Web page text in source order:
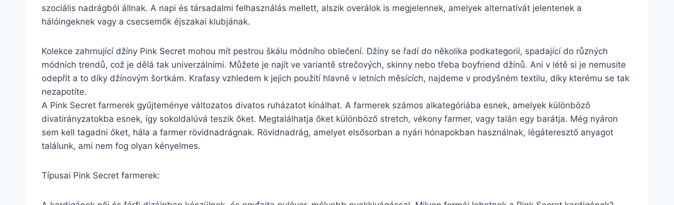
szociális nadrágból állnak. A napi és társadalmi felhasználás mellett, alszik overálok is megjelennek, amelyek alternatívát jelentenek a
hálóingeknek vagy a csecsemők éjszakai klubjának.
Kolekce zahrnující džíny Pink Secret mohou mít pestrou škálu módního oblečení. Džíny se řadí do několika podkategorií, spadající do různých
módních trendů, což je dělá tak univerzálními. Můžete je najít ve variantě strečových, skinny nebo třeba boyfriend džínů. Ani v létě si je nemusíte
odepřít a to díky džínovým šortkám. Kraťasy vzhledem k jejich použití hlavně v letních měsících, najdeme v prodyšném textilu, díky kterému se tak
nezapotíte.
A Pink Secret farmerek gyűjteménye változatos divatos ruházatot kínálhat. A farmerek számos alkategóriába esnek, amelyek különböző
divatirányzatokba esnek, így sokoldalúvá teszik őket. Megtalálhatja őket különböző stretch, vékony farmer, vagy talán egy barátja. Még nyáron
sem kell tagadni őket, hála a farmer rövidnadrágnak. Rövidnadrág, amelyet elsősorban a nyári hónapokban használnak, légáteresztő anyagot
találunk, ami nem fog olyan kényelmes.
Típusai Pink Secret farmerek: